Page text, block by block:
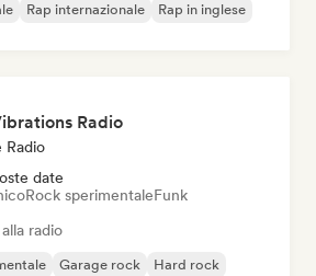
Rap internazionale Rap in inglese
Radio
Radio
date
Rock sperimentaleFunk
radio
Garage rock
Hard rock